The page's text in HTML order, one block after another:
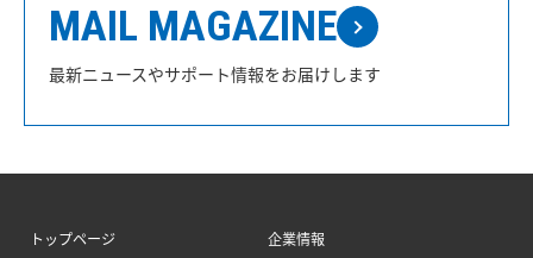
MAIL MAGAZINE
最新ニュースやサポート情報をお届けします
トップページ
企業情報